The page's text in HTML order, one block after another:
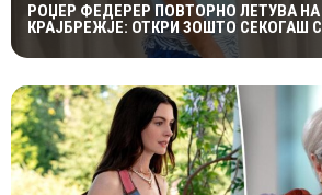
РОЏЕР ФЕДЕРЕР ПОВТОРНО ЛЕТУВА
КРАЈБРЕЖЈЕ: ОТКРИ ЗОШТО СЕКОГАШ